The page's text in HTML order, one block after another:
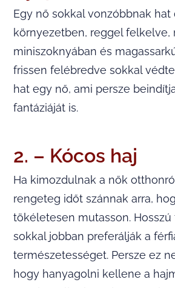
Egy nő sokkal vonzóbbnak hat
környezetben, reggel felkelve,
miniszoknyában és
frissen felébredve sokkal
hat egy nő, ami persze
fantáziáját is.
2. – Kócos haj
Ha kimozdulnak a nők
rengeteg időt szánnak arra,
tökéletesen mutasson.
sokkal jobban preferálják a
természetességet. Persze ez
hogy hanyagolni kellene a